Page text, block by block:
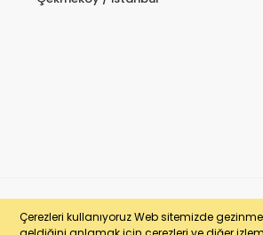
Çerezleri kullanıyoruz Web sitemizde
© e-makarna.com Tüm Hakları Saklıdır. Kredi